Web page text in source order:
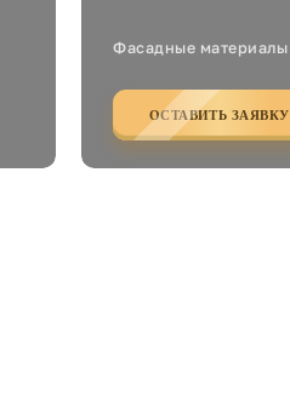
Фасадные материалы
ОСТАВИТЬ ЗАЯВКУ